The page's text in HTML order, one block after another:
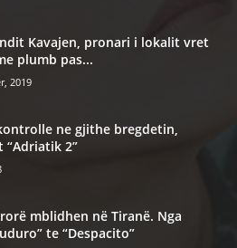
Kavajen, pronari i lokalit vret
plumb pas...
2019
ne gjithe bregdetin,
“Adriatik 2”
mblidhen në Tiranë. Nga
te “Despacito”